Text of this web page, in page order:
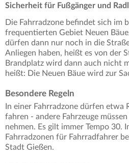
Sicherheit für Fußgänger und
Die Fahrradzone befindet sich im
frequentierten Gebiet Neuen
dürfen dann nur noch in die
Anliegen haben, heißt es von der
Brandplatz wird dann auch nicht
heißt: Die Neuen Bäue wird zur
Besondere Regeln
In einer Fahrradzone dürfen etwa
fahren - andere Fahrzeuge
nehmen. Es gilt immer Tempo 30.
Fahrradzonen für Fahrradfahrer
Stadt Gießen.